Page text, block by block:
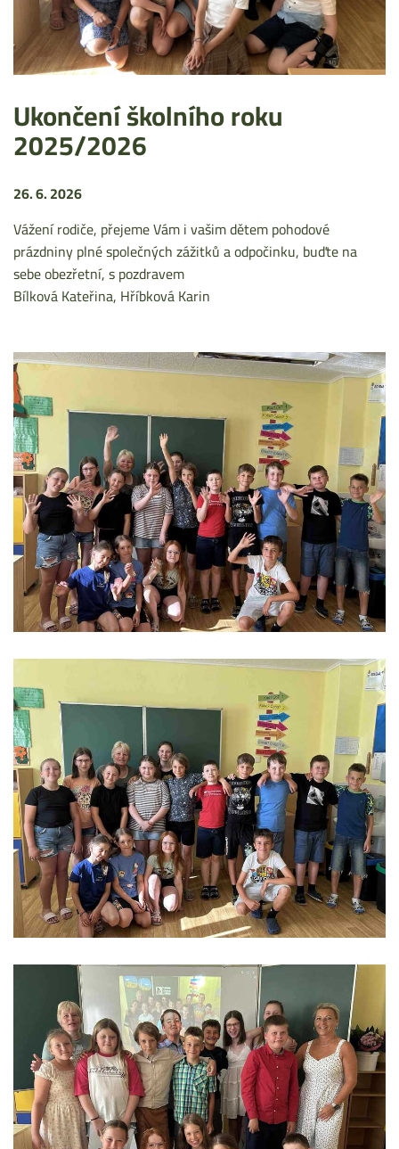
Ukončení školního roku
2025/2026
26. 6. 2026
Vážení rodiče, přejeme Vám i vašim dětem pohodové
prázdniny plné společných zážitků a odpočinku, buďte na
sebe obezřetní, s pozdravem
Bílková Kateřina, Hříbková Karin